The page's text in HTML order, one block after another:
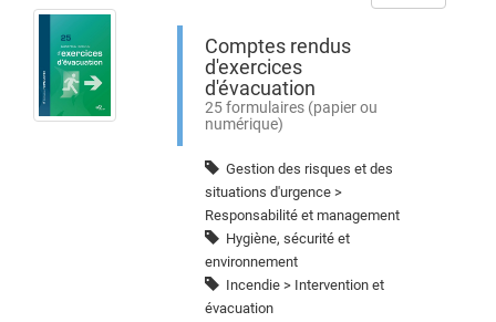
Comptes rendus
d'exercices
d'évacuation
25 formulaires (papier ou
numérique)
Gestion des risques et des
situations d'urgence >
Responsabilité et management
Hygiène, sécurité et
environnement
Incendie > Intervention et
évacuation